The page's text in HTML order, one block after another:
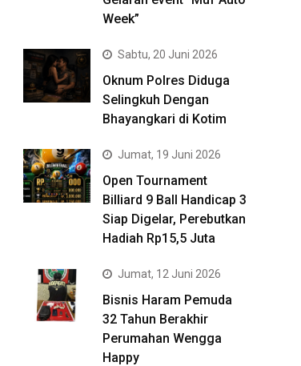
Week”
Sabtu, 20 Juni 2026
Oknum Polres Diduga
Selingkuh Dengan
Bhayangkari di Kotim
Jumat, 19 Juni 2026
Open Tournament
Billiard 9 Ball Handicap 3
Siap Digelar, Perebutkan
Hadiah Rp15,5 Juta
Jumat, 12 Juni 2026
Bisnis Haram Pemuda
32 Tahun Berakhir
Perumahan Wengga
Happy